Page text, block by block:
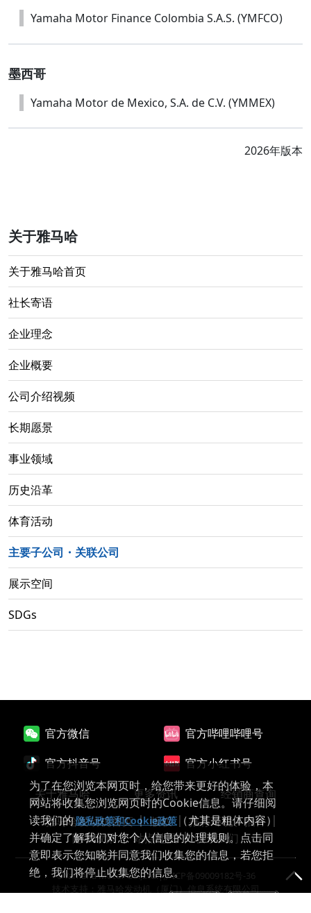
Yamaha Motor Finance Colombia S.A.S. (YMFCO)
墨西哥
Yamaha Motor de Mexico, S.A. de C.V. (YMMEX)
2026年版本
关于雅马哈
关于雅马哈首页
社长寄语
企业理念
企业概要
公司介绍视频
长期愿景
事业领域
历史沿革
体育活动
主要子公司・关联公司
展示空间
SDGs
官方微信
官方哔哩哔哩号
官方抖音号
官方小红书号
关于雅马哈
更多资讯
经销商查询
雅马哈发动机首页
版权
推荐环境、插件
隐私政策
站点地图 联系我们
©Yamaha Motor Co.,Ltd.|沪ICP备09009182号-36
技术支持：雅马哈发动机（厦门）信息系统有限公司
为了在您浏览本网页时，给您带来更好的体验，本
网站将收集您浏览网页时的Cookie信息。请仔细阅
读我们的隐私政策和Cookie政策（尤其是粗体内容）
并确定了解我们对您个人信息的处理规则。点击同
意即表示您知晓并同意我们收集您的信息，若您拒
绝，我们将停止收集您的信息。